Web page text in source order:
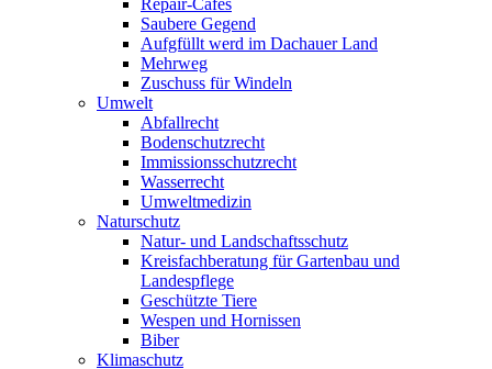
Saubere Gegend
Aufgfüllt werd im Dachauer Land
Mehrweg
Zuschuss für Windeln
Umwelt
Abfallrecht
Bodenschutzrecht
Immissionsschutzrecht
Wasserrecht
Umweltmedizin
Naturschutz
Natur- und Landschaftsschutz
Kreisfachberatung für Gartenbau und
Landespflege
Geschützte Tiere
Wespen und Hornissen
Biber
Klimaschutz